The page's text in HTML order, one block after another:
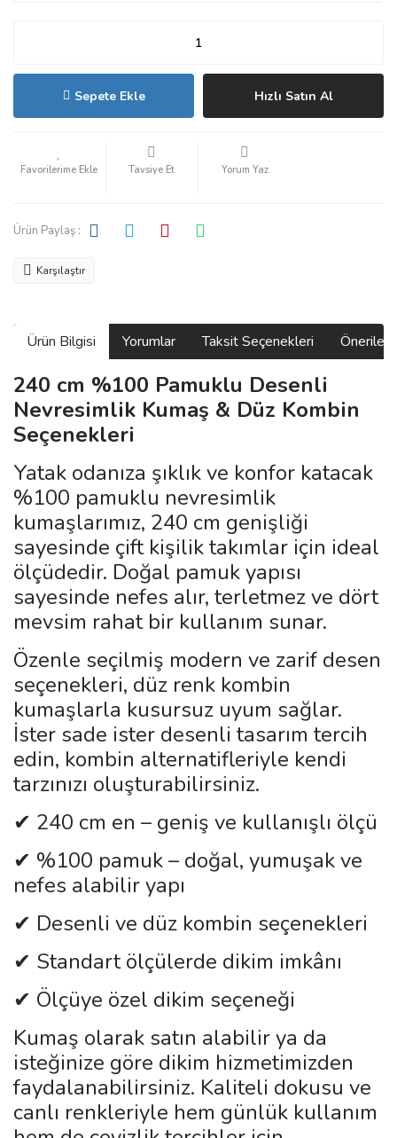
Sepete Ekle Hızlı Satın Al
Tavsiye Et Yorum Yaz
Ürün Paylaş :
Karşılaştır
Ürün Bilgisi Yorumlar Taksit Seçenekleri
240 cm %100 Pamuklu Desenli
Nevresimlik Kumaş & Düz Kombin
Seçenekleri
Yatak odanıza şıklık ve konfor katacak
%100 pamuklu nevresimlik
kumaşlarımız, 240 cm genişliği
sayesinde çift kişilik takımlar için ideal
ölçüdedir. Doğal pamuk yapısı
sayesinde nefes alır, terletmez ve dört
mevsim rahat bir kullanım sunar.
Özenle seçilmiş modern ve zarif desen
seçenekleri, düz renk kombin
kumaşlarla kusursuz uyum sağlar.
İster sade ister desenli tasarım tercih
edin, kombin alternatifleriyle kendi
tarzınızı oluşturabilirsiniz.
✔ 240 cm en – geniş ve kullanışlı ölçü
✔ %100 pamuk – doğal, yumuşak ve
nefes alabilir yapı
✔ Desenli ve düz kombin seçenekleri
✔ Standart ölçülerde dikim imkânı
✔ Ölçüye özel dikim seçeneği
Kumaş olarak satın alabilir ya da
isteğinize göre dikim hizmetimizden
faydalanabilirsiniz. Kaliteli dokusu ve
canlı renkleriyle hem günlük kullanım